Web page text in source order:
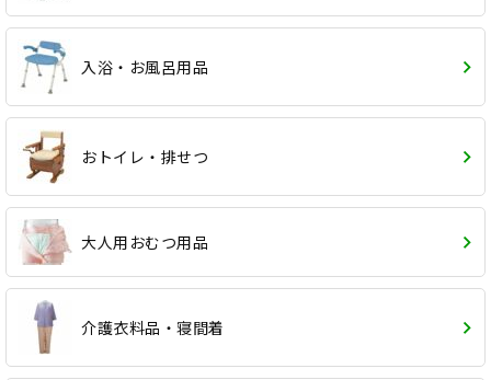
入浴・お風呂用品
おトイレ・排せつ
大人用おむつ用品
介護衣料品・寝間着